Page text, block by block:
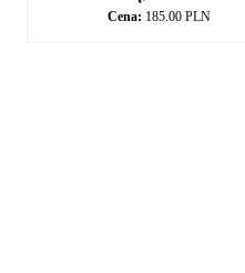
Cena: 185.00 PLN